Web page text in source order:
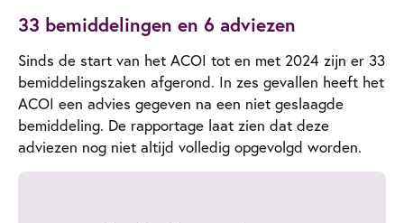
33 bemiddelingen en 6 adviezen
Sinds de start van het ACOI tot en met 2024 zijn er 33
bemiddelingszaken afgerond. In zes gevallen heeft het
ACOI een advies gegeven na een niet geslaagde
bemiddeling. De rapportage laat zien dat deze
adviezen nog niet altijd volledig opgevolgd worden.